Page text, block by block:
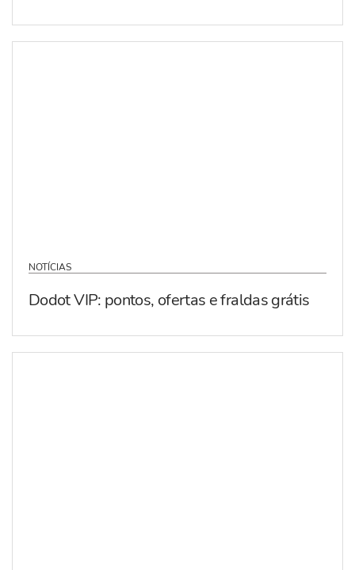
NOTÍCIAS
Dodot VIP: pontos, ofertas e fraldas grátis